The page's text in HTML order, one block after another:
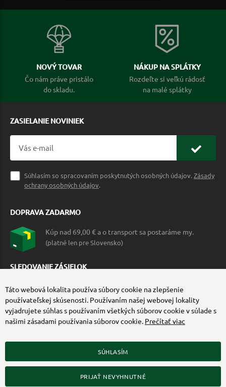
NOVÝ TOVAR
Čo nám práve pristálo
do skladu.
NÁKUP NA SPLÁTKY
Rozdeľte si veľkú rádosť
na malé splátky
ZASIELANIE NOVINIEK
Súhlasím so spracovaním poskytnutých osobných údajov.Zásady
ochrany osobných údajov.
DOPRAVA ZADARMO
Kúp nad 69,00 € a o transport sa postaráme my.
(platné len pre Slovensko)
SLEDOVANIE ZÁSIELOK
ZÍSKAJTE VIAC O COMMANDO.SK
Táto webová lokalita používa súbory cookie na zlepšenie
používateľskej skúsenosti. Používaním našej webovej lokality
vyjadrujete súhlas s používaním všetkých súborov cookie v súlade s
našimi zásadami používania súborov cookie. Prečítať viac
SÚHLASÍM
PRIJAŤ NEVYHNUTNÉ